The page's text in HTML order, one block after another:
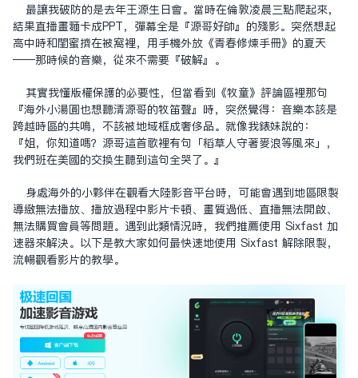
最讓我破防的是去年王源生日會。當時在倫敦凌晨三點爬起來，
結果直播畫面卡成PPT，彈幕全是『源哥好帥』的殘影。突然想起
高中時和閨蜜擠在被窩裡，用手機外放《青春修煉手冊》的夏天
——那時候的音樂，從來不需要『破解』。
其實我懂版權保護的必要性，但當看到《牧童》評論區裡那句
『海外小湯圓也想聽清源哥的牧笛聲』時，突然覺得：音樂本該是
跨越時區的共鳴，不該被地域框成奢侈品。就像我表妹說的：
『姐，你知道嗎？源哥這首歌裡有句「稻草人守著麥浪等風來」，
我們班在美國的交換生聽到這句全哭了。』
身處海外的小夥伴在觀看大陸影音平台時，可能會遇到地區限制
導致無法播放、播放過程中影片卡頓、畫質過低、直播無法開啟、
無法購買會員等問題。遇到此類情況時，我們推薦使用 Sixfast 加
速器來解決。以下是教大家如何最快速地使用 Sixfast 解除限制，
流暢觀看影片的教學。